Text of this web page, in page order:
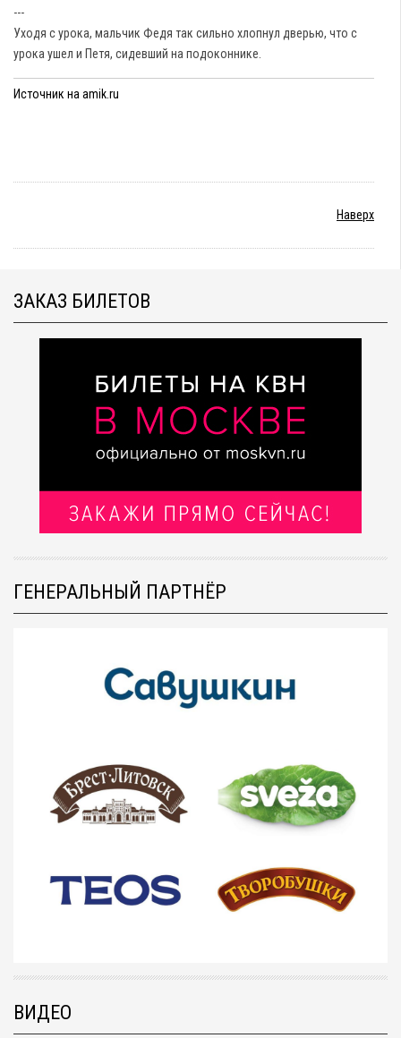
---
Уходя с урока, мальчик Федя так сильно хлопнул дверью, что с
урока ушел и Петя, сидевший на подоконнике.
Источник на amik.ru
Наверх
ЗАКАЗ БИЛЕТОВ
ГЕНЕРАЛЬНЫЙ ПАРТНЁР
ВИДЕО